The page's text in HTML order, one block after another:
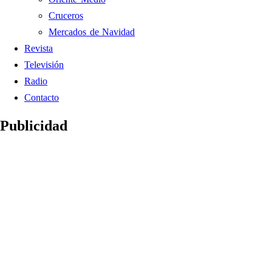
Cruceros
Mercados de Navidad
Revista
Televisión
Radio
Contacto
Publicidad